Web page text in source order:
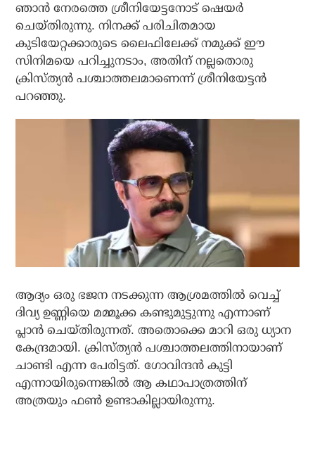
ഞാന്‍ നേരത്തെ ശ്രീനിയേട്ടനോട് ഷെയര്‍
ചെയ്തിരുന്നു. നിനക്ക് പരിചിതമായ
കുടിയേറ്റക്കാരുടെ ലൈഫിലേക്ക് നമുക്ക് ഈ
സിനിമയെ പറിച്ചുനടാം, അതിന് നല്ലതൊരു
ക്രിസ്ത്യന്‍ പശ്ചാത്തലമാണെന്ന് ശ്രീനിയേട്ടന്‍
പറഞ്ഞു.
ആദ്യം ഒരു ഭജന നടക്കുന്ന ആശ്രമത്തില്‍ വെച്ച്
ദിവ്യ ഉണ്ണിയെ മമ്മൂക്ക കണ്ടുമുട്ടുന്നു എന്നാണ്
പ്ലാന്‍ ചെയ്തിരുന്നത്. അതൊക്കെ മാറി ഒരു ധ്യാന
കേന്ദ്രമായി. ക്രിസ്ത്യന്‍ പശ്ചാത്തലത്തിനായാണ്
ചാണ്ടി എന്ന പേരിട്ടത്. ഗോവിന്ദന്‍ കുട്ടി
എന്നായിരുന്നെങ്കില്‍ ആ കഥാപാത്രത്തിന്
അത്രയും ഫണ്‍ ഉണ്ടാകില്ലായിരുന്നു.